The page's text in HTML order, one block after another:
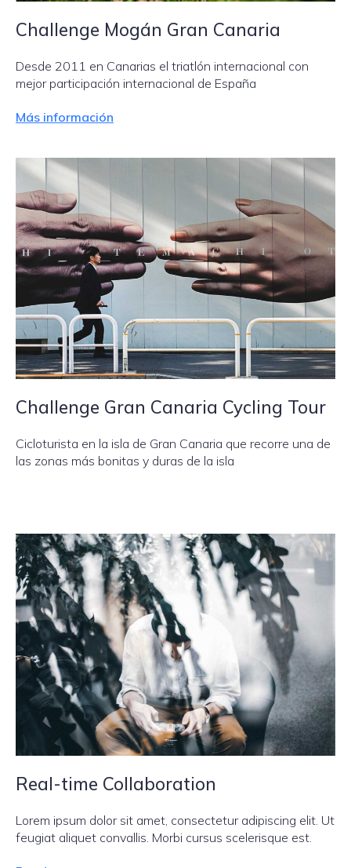
Challenge Mogán Gran Canaria
Desde 2011 en Canarias el triatlón internacional con
mejor participación internacional de España
Más información
Challenge Gran Canaria Cycling Tour
Cicloturista en la isla de Gran Canaria que recorre una de
las zonas más bonitas y duras de la isla
Real-time Collaboration
Lorem ipsum dolor sit amet, consectetur adipiscing elit. Ut
feugiat aliquet convallis. Morbi cursus scelerisque est.